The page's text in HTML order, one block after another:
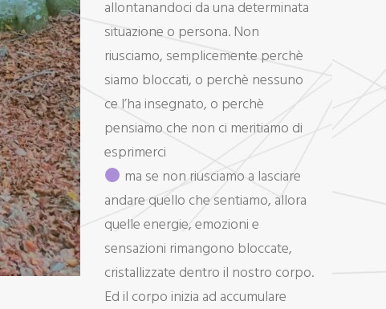
allontanandoci da una determinata
situazione o persona. Non
riusciamo, semplicemente perchè
siamo bloccati, o perchè nessuno
ce l’ha insegnato, o perchè
pensiamo che non ci meritiamo di
esprimerci
ma se non riusciamo a lasciare
andare quello che sentiamo, allora
quelle energie, emozioni e
sensazioni rimangono bloccate,
cristallizzate dentro il nostro corpo.
Ed il corpo inizia ad accumulare